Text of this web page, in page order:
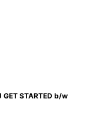
GET STARTED b/w